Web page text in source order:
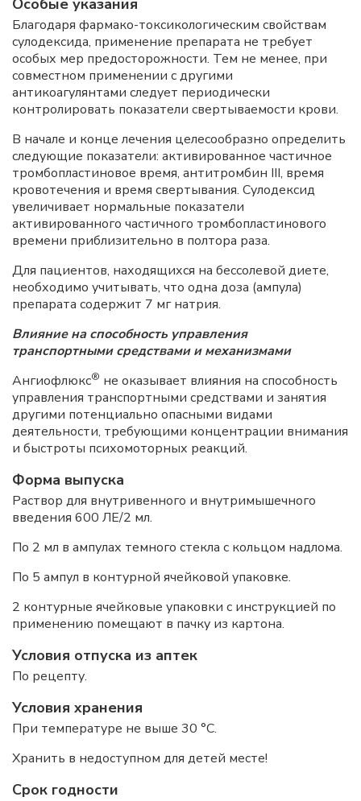
Особые указания
Благодаря фармако-токсикологическим свойствам
сулодексида, применение препарата не требует
особых мер предосторожности. Тем не менее, при
совместном применении с другими
антикоагулянтами следует периодически
контролировать показатели свертываемости крови.
В начале и конце лечения целесообразно определить
следующие показатели: активированное частичное
тромбопластиновое время, антитромбин III, время
кровотечения и время свертывания. Сулодексид
увеличивает нормальные показатели
активированного частичного тромбопластинового
времени приблизительно в полтора раза.
Для пациентов, находящихся на бессолевой диете,
необходимо учитывать, что одна доза (ампула)
препарата содержит 7 мг натрия.
Влияние на способность управления
транспортными средствами и механизмами
Ангиофлюкс® не оказывает влияния на способность
управления транспортными средствами и занятия
другими потенциально опасными видами
деятельности, требующими концентрации внимания
и быстроты психомоторных реакций.
Форма выпуска
Раствор для внутривенного и внутримышечного
введения 600 ЛЕ/2 мл.
По 2 мл в ампулах темного стекла с кольцом надлома.
По 5 ампул в контурной ячейковой упаковке.
2 контурные ячейковые упаковки с инструкцией по
применению помещают в пачку из картона.
Условия отпуска из аптек
По рецепту.
Условия хранения
При температуре не выше 30 °C.
Хранить в недоступном для детей месте!
Срок годности